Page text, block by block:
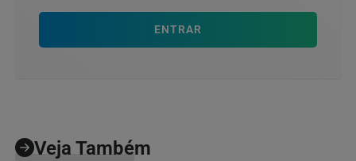
ENTRAR
Veja Também